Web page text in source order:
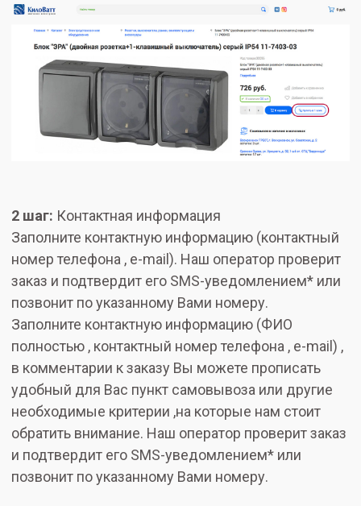
2 шаг: Контактная информация
Заполните контактную информацию (контактный
номер телефона , e-mail). Наш оператор проверит
заказ и подтвердит его SMS-уведомлением* или
позвонит по указанному Вами номеру.
Заполните контактную информацию (ФИО
полностью , контактный номер телефона , e-mail) ,
в комментарии к заказу Вы можете прописать
удобный для Вас пункт самовывоза или другие
необходимые критерии ,на которые нам стоит
обратить внимание. Наш оператор проверит заказ
и подтвердит его SMS-уведомлением* или
позвонит по указанному Вами номеру.